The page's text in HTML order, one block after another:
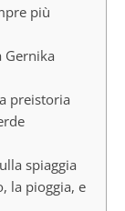
più
Gernika
preistoria
spiaggia
la pioggia, e